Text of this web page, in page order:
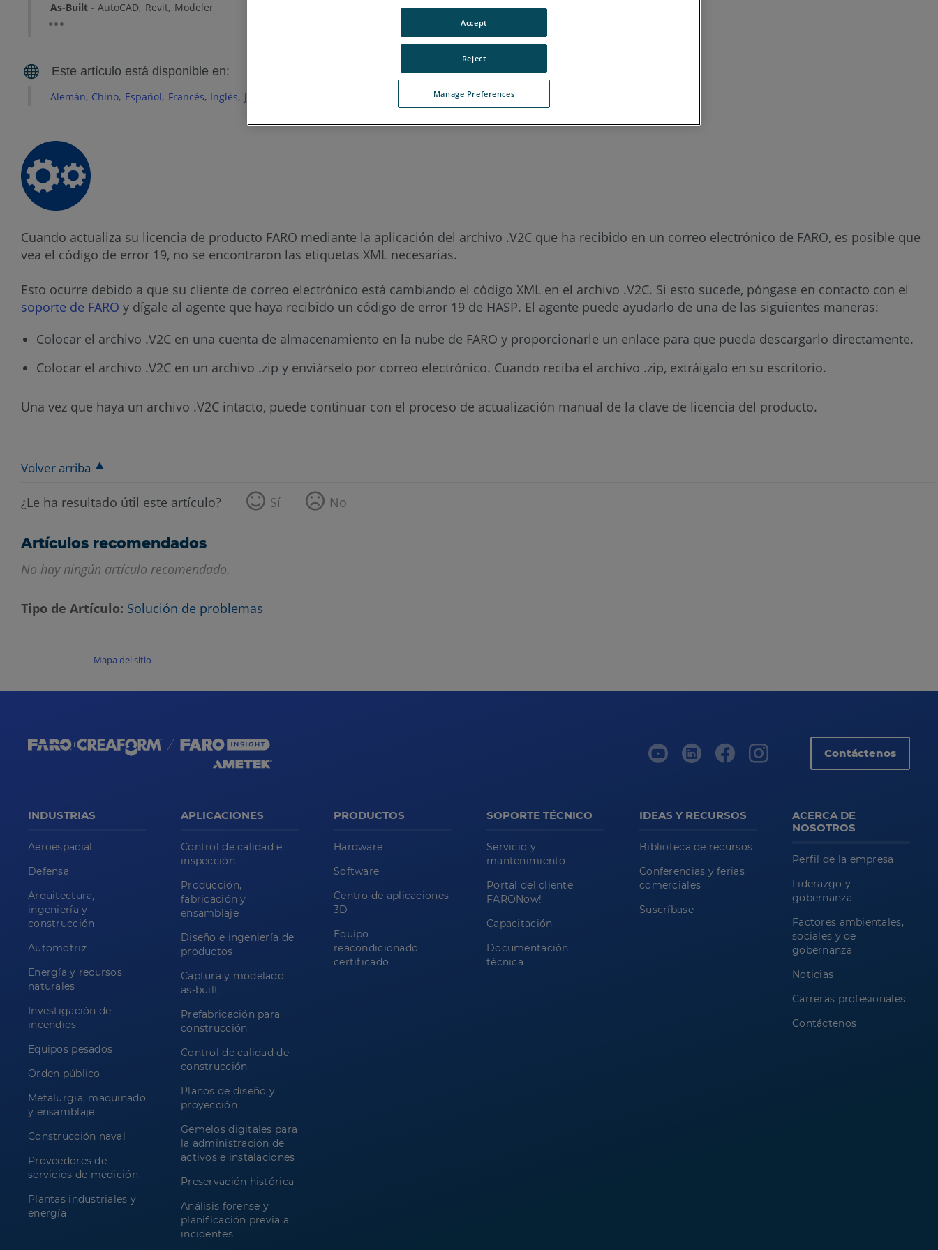
As-Built
AutoCAD Revit Modeler
Alemán Chino Español Francés Inglés Japonés
Cuando actualiza su licencia de producto FARO mediante la aplicación del archivo .V2C que ha recibido en un correo electrónico de FARO, es posible que
vea el código de error 19, no se encontraron las etiquetas XML necesarias.
Esto ocurre debido a que su cliente de correo electrónico está cambiando el código XML en el archivo .V2C. Si esto sucede, póngase en contacto con el
soporte de FARO y dígale al agente que haya recibido un código de error 19 de HASP. El agente puede ayudarlo de una de las siguientes maneras:
Colocar el archivo .V2C en una cuenta de almacenamiento en la nube de FARO y proporcionarle un enlace para que pueda descargarlo directamente.
Colocar el archivo .V2C en un archivo .zip y enviárselo por correo electrónico. Cuando reciba el archivo .zip, extráigalo en su escritorio.
Una vez que haya un archivo .V2C intacto, puede continuar con el proceso de actualización manual de la clave de licencia del producto.
Volver arriba
¿Le ha resultado útil este artículo? Sí No
Artículos recomendados
No hay ningún artículo recomendado.
Tipo de Artículo Solución de problemas
Mapa del sitio
Contáctenos
INDUSTRIAS
Aeroespacial
Defensa
Arquitectura,
ingeniería y
construcción
Automotriz
Energía y recursos
naturales
Investigación de
incendios
Equipos pesados
Orden público
Metalurgia, maquinado
y ensamblaje
Construcción naval
Proveedores de
servicios de medición
Plantas industriales y
energía
APLICACIONES
Control de calidad e
inspección
Producción,
fabricación y
ensamblaje
Diseño e ingeniería de
productos
Captura y modelado
as-built
Prefabricación para
construcción
Control de calidad de
construcción
Planos de diseño y
proyección
Gemelos digitales para
la administración de
activos e instalaciones
Preservación histórica
Análisis forense y
planificación previa a
incidentes
PRODUCTOS
Hardware
Software
Centro de aplicaciones
3D
Equipo
reacondicionado
certificado
SOPORTE TÉCNICO
Servicio y
mantenimiento
Portal del cliente
FARONow!
Capacitación
Documentación
técnica
IDEAS Y RECURSOS
Biblioteca de recursos
Conferencias y ferias
comerciales
Suscríbase
ACERCA DE
NOSOTROS
Perfil de la empresa
Liderazgo y
gobernanza
Factores ambientales,
sociales y de
gobernanza
Noticias
Carreras profesionales
Contáctenos
Manage Preferences
Reject
Accept